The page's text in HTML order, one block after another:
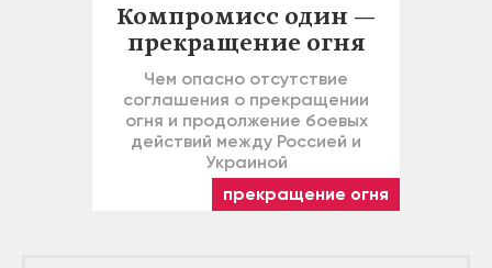
Компромисс один —
прекращение огня
Чем опасно отсутствие
соглашения о прекращении
огня и продолжение боевых
действий между Россией и
Украиной
прекращение огня